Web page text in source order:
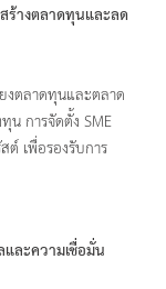
างตลาดทุนและลด
งตลาดทุนและตลาด
การจัดตั้ง SME
เพื่อรองรับการ
ละความเชื่อมั่น